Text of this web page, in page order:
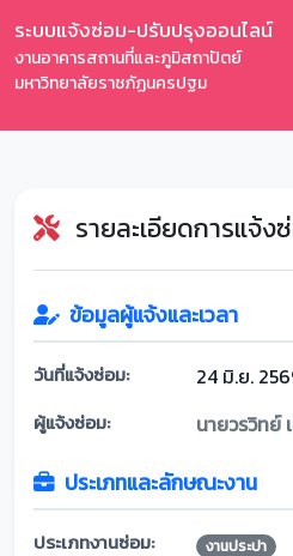
ระบบแจ้งซ่อม-ปรับปรุงออนไลน์
งานอาคารสถานที่และภูมิสถาปัตย์
มหาวิทยาลัยราชภัฏนครปฐม
รายละเอียดการแจ้ง
ข้อมูลผู้แจ้งและเวลา
วันที่แจ้งซ่อม: 24 มิ.ย.
ผู้แจ้งซ่อม: นายวรวิทย์
ประเภทและลักษณะงาน
ประเภทงานซ่อม: งานประปา